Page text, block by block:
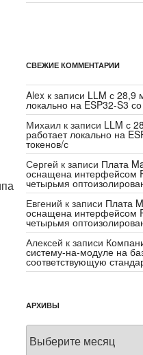
СВЕЖИЕ КОММЕНТАРИИ
Alex к записи LLM с 28,9
локально на ESP32-S3
Михаил к записи LLM с
работает локально на
токенов/с
Сергей к записи Плата
оснащена интерфейсом
четырьмя
Евгений к записи Плата
оснащена интерфейсом
четырьмя
Алексей к записи
систему-на-модуле на
соответствующую
АРХИВЫ
Архивы